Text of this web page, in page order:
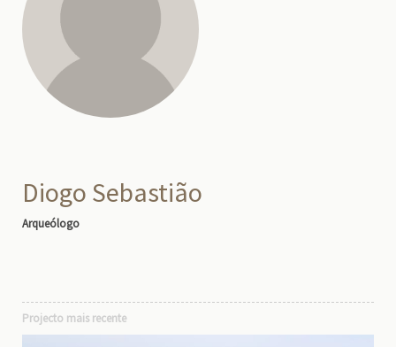
Diogo Sebastião
Arqueólogo
Projecto mais recente